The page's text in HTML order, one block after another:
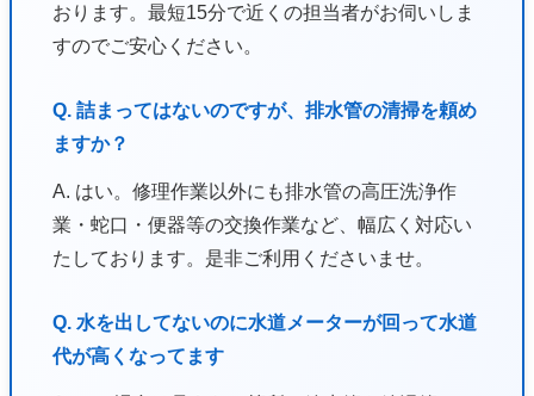
おります。最短15分で近くの担当者がお伺いしま
すのでご安心ください。
Q. 詰まってはないのですが、排水管の清掃を頼め
ますか？
A. はい。修理作業以外にも排水管の高圧洗浄作
業・蛇口・便器等の交換作業など、幅広く対応い
たしております。是非ご利用くださいませ。
Q. 水を出してないのに水道メーターが回って水道
代が高くなってます